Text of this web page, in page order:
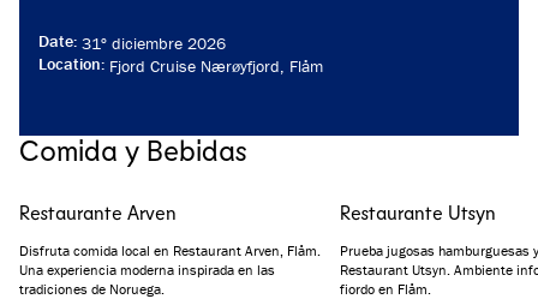
Date: 31º diciembre 2026
Location: Fjord Cruise Nærøyfjord, Flåm
Comida y Bebidas
Restaurante Arven
Disfruta comida local en Restaurant Arven, Flåm.
Una experiencia moderna inspirada en las
tradiciones de Noruega.
Restaurante Utsyn
Prueba jugosas hamburguesas
Restaurant Utsyn. Ambiente
fiordo en Flåm.